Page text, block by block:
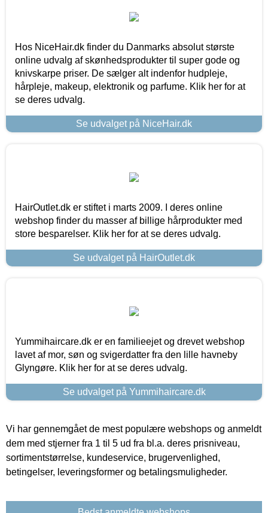
Hos NiceHair.dk finder du Danmarks absolut største
online udvalg af skønhedsprodukter til super gode og
knivskarpe priser. De sælger alt indenfor hudpleje,
hårpleje, makeup, elektronik og parfume. Klik her for at
se deres udvalg.
Se udvalget på NiceHair.dk
HairOutlet.dk er stiftet i marts 2009. I deres online
webshop finder du masser af billige hårprodukter med
store besparelser. Klik her for at se deres udvalg.
Se udvalget på HairOutlet.dk
Yummihaircare.dk er en familieejet og drevet webshop
lavet af mor, søn og svigerdatter fra den lille havneby
Glyngøre. Klik her for at se deres udvalg.
Se udvalget på Yummihaircare.dk
Vi har gennemgået de mest populære webshops og anmeldt
dem med stjerner fra 1 til 5 ud fra bl.a. deres prisniveau,
sortimentstørrelse, kundeservice, brugervenlighed,
betingelser, leveringsformer og betalingsmuligheder.